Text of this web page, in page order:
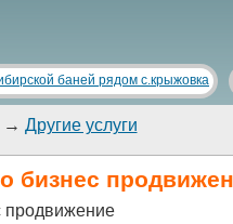
→ Другие услуги
бизнес
продвижение